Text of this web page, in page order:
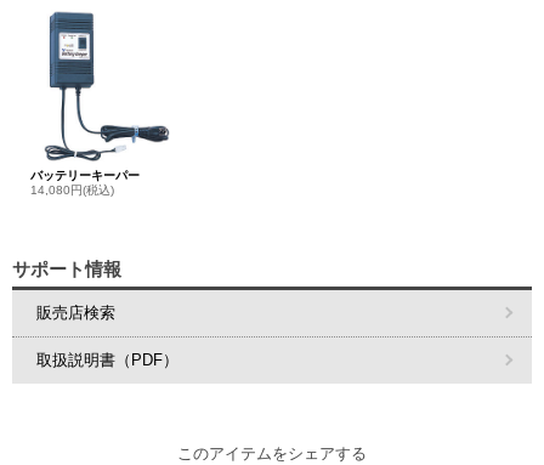
バッテリーキーパー
14,080円(税込)
サポート情報
販売店検索
取扱説明書（PDF）
このアイテムをシェアする